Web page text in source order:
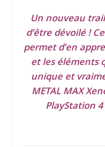
Un nouveau
d’être dévoilé !
permet d’en
et les éléments
unique et
METAL MAX
PlayStation